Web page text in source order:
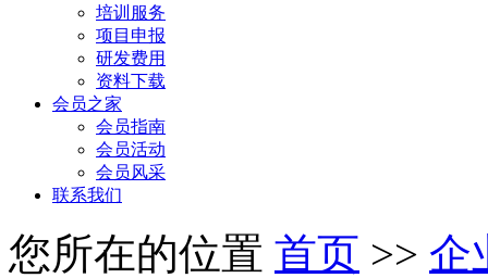
培训服务
项目申报
研发费用
资料下载
会员之家
会员指南
会员活动
会员风采
联系我们
您所在的位置 首页 >> 企